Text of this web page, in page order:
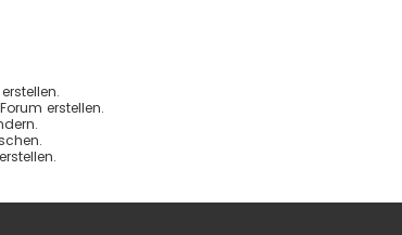
erstellen.